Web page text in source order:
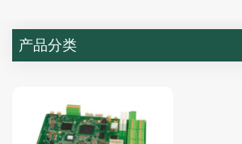
Deutsch
产品分类